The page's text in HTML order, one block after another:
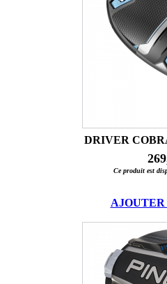
DRIVER
Ce produit est